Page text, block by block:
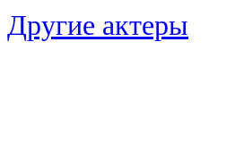
Другие актеры